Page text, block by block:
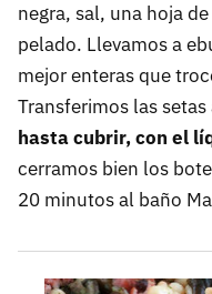
negra, sal, una hoja
pelado. Llevamos a
mejor enteras que
Transferimos las
hasta cubrir, con el
cerramos bien los
20 minutos al baño